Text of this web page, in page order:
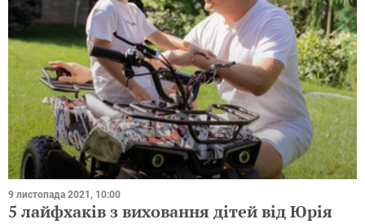
9 листопада 2021, 10:00
5 лайфхаків з виховання дітей від Юрія